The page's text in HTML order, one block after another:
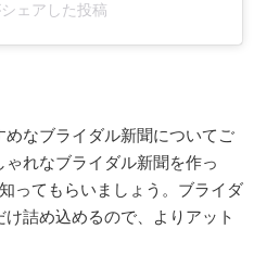
ェアした投稿
なブライダル新聞についてご
れなブライダル新聞を作っ
ってもらいましょう。ブライダ
詰め込めるので、よりアット